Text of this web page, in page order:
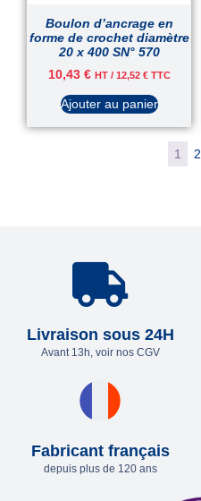
Boulon d’ancrage en
forme de crochet diamètre
20 x 400 SN° 570
10,43 € HT / 12,52 €TTC
Ajouter au panier
1 2
Livraison sous 24H
Avant 13h, voir nos CGV
Fabricant français
depuis plus de 120 ans